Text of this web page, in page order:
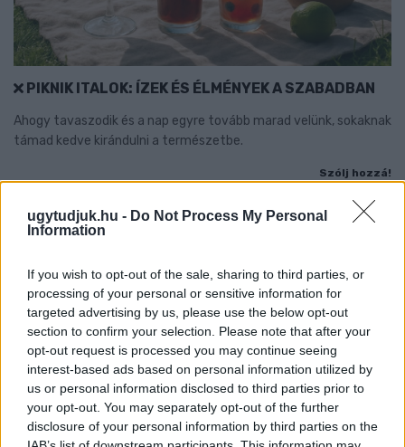
ugytudjuk.hu - Do Not Process My Personal
Information
If you wish to opt-out of the sale, sharing to third parties, or
processing of your personal or sensitive information for
targeted advertising by us, please use the below opt-out
section to confirm your selection. Please note that after your
opt-out request is processed you may continue seeing
interest-based ads based on personal information utilized by
us or personal information disclosed to third parties prior to
your opt-out. You may separately opt-out of the further
disclosure of your personal information by third parties on the
PIKNIK ITALOK: ÍZEK ÉS ÉLMÉNYEK A SZABADBAN
Ahogy tavaszodik és a nap egyre tovább marad velünk, sokaknak
támad kedve kirándulni a természetbe.
Szólj hozzá!